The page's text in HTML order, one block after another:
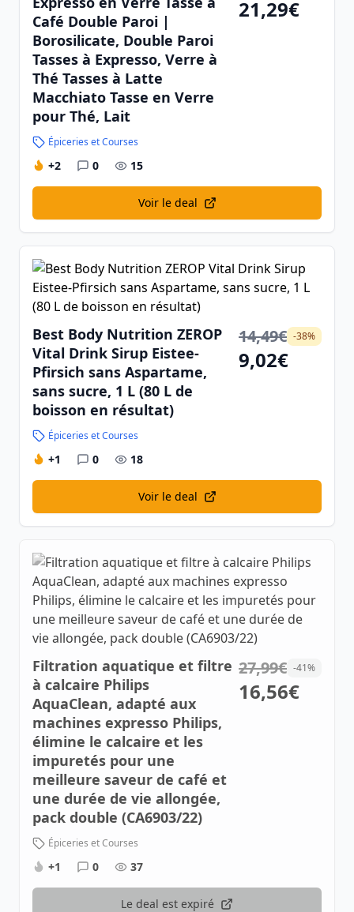
Café Double Paroi |
Borosilicate, Double Paroi
Tasses à Expresso, Verre à
Thé Tasses à Latte
Macchiato Tasse en Verre
pour Thé, Lait
Épiceries et Courses
21,29€
+2 0 15
Voir le deal
Best Body Nutrition ZEROP
Vital Drink Sirup Eistee-
Pfirsich sans Aspartame,
sans sucre, 1 L (80 L de
boisson en résultat)
Épiceries et Courses
14,49€ -38%
9,02€
+1 0 18
Voir le deal
Filtration aquatique et filtre
à calcaire Philips
AquaClean, adapté aux
machines expresso Philips,
élimine le calcaire et les
impuretés pour une
meilleure saveur de café et
une durée de vie allongée,
pack double (CA6903/22)
Épiceries et Courses
27,99€ -41%
16,56€
+1 0 37
Le deal est expiré